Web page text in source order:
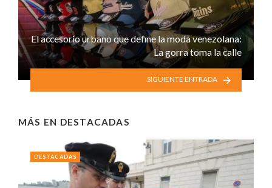
El accesorio urbano que define la moda venezolana:
La gorra toma la calle
SIGUIENTE ENTRADA
MÁS EN DESTACADAS
DESTACADAS